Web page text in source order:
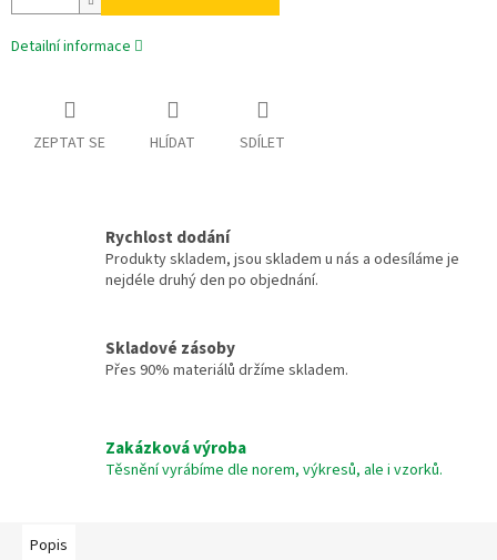
Detailní informace
ZEPTAT SE HLÍDAT SDÍLET
Rychlost dodání
Produkty skladem, jsou skladem u nás a odesíláme je
nejdéle druhý den po objednání.
Skladové zásoby
Přes 90% materiálů držíme skladem.
Zakázková výroba
Těsnění vyrábíme dle norem, výkresů, ale i vzorků.
Popis